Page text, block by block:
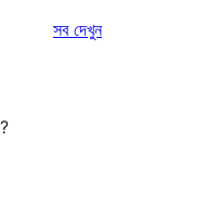
সবরিভিউ
দেখুন